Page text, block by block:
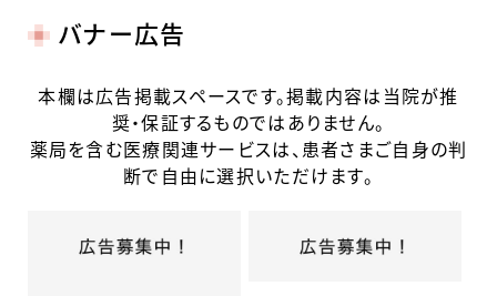
バナー広告
本欄は広告掲載スペースです。掲載内容は当院が推
奨・保証するものではありません。
薬局を含む医療関連サービスは、患者さまご自身の判
断で自由に選択いただけます。